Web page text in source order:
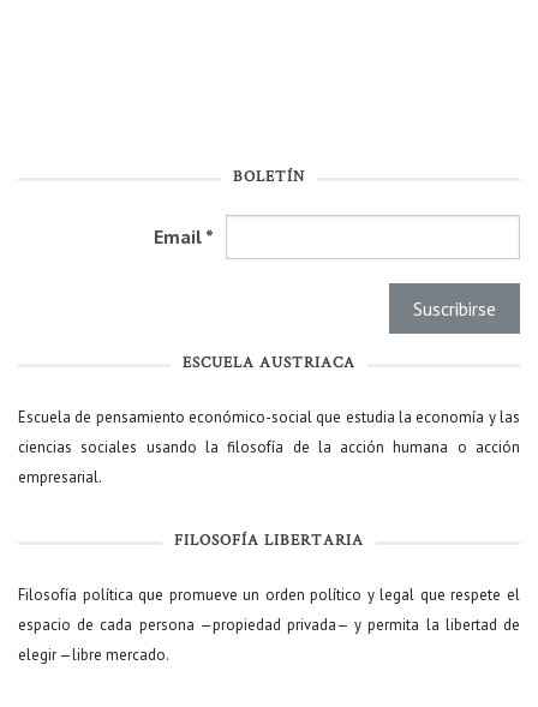
BOLETÍN
Email *
ESCUELA AUSTRIACA
Escuela de pensamiento económico-social que estudia la economía y las
ciencias sociales usando la filosofía de la acción humana o acción
empresarial.
FILOSOFÍA LIBERTARIA
Filosofía política que promueve un orden político y legal que respete el
espacio de cada persona —propiedad privada— y permita la libertad de
elegir —libre mercado.